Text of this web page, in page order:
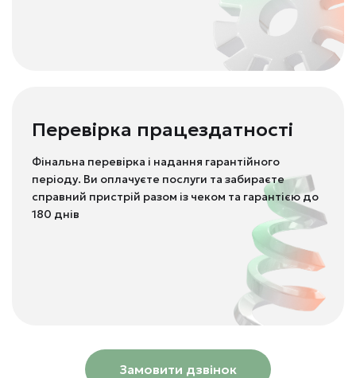
Перевірка працездатності
Фінальна перевірка і надання гарантійного
періоду. Ви оплачуєте послуги та забираєте
справний пристрій разом із чеком та гарантією до
180 днів
Замовити дзвінок